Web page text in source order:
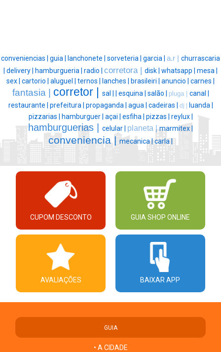
conveniencias | guia | lanchonete | sorveteria | garcia | a.r | churrascaria
delivery | hamburgueria | radio | corretora | disk | whatsapp | mesa |
sex | cartorio | aluguel | ternos | lanches | brasileiri | anuncio | carnes |
fantasia | corretor | sal | esquina | salão | pluga | canal |
restaurante | prefeitura | propaganda | agua | cadeiras | dj |
luanda |
pizzarias |
hamburguer | açai | esfiha | pizzas | reylux |
hamburguerias | celular | planeta |marmitex |
conveniencia | mecanica |carla |
CUPOM DESCONTO GUIA SHOP ONLINE
AVALIAÇÕES BAIXAR APP
GUIA
• A CIDADE